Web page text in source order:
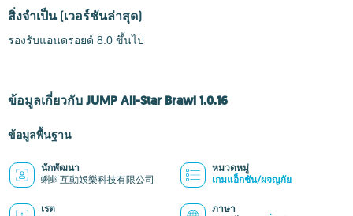
สิ่งจำเป็น (เวอร์ชันล่าสุด)
รองรับแอนดรอยด์ 8.0 ขึ้นไป
ข้อมูลเกี่ยวกับ JUMP All-Star Brawl 1.0.16
ข้อมูลพื้นฐาน
นักพัฒนา
蝌蚪互動娛樂科技有限公司
หมวดหมู่
เกมแอ็กชัน/ผจญภัย
เรต ภาษา